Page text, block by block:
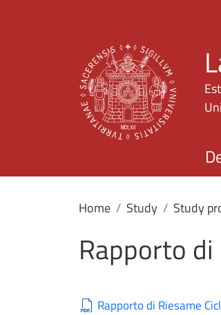
Home Study Study
Rapporto di
Rapporto di Riesame